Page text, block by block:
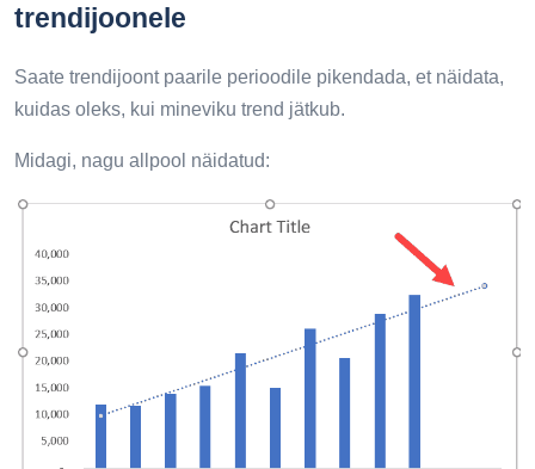
trendijoonele
Saate trendijoont paarile perioodile pikendada, et näidata,
kuidas oleks, kui mineviku trend jätkub.
Midagi, nagu allpool näidatud: